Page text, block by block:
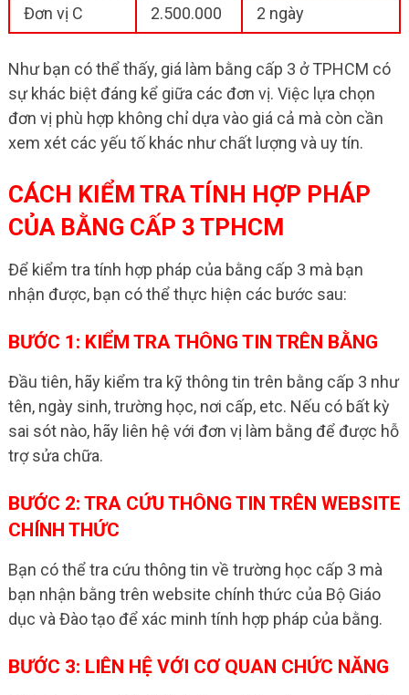
Đơn vị C
2.500.000 2 ngày
Như bạn có thể thấy, giá làm bằng cấp 3 ở TPHCM có
sự khác biệt đáng kể giữa các đơn vị. Việc lựa chọn
đơn vị phù hợp không chỉ dựa vào giá cả mà còn cần
xem xét các yếu tố khác như chất lượng và uy tín.
CÁCH KIỂM TRA TÍNH HỢP PHÁP
CỦA BẰNG CẤP 3 TPHCM
Để kiểm tra tính hợp pháp của bằng cấp 3 mà bạn
nhận được, bạn có thể thực hiện các bước sau:
BƯỚC 1: KIỂM TRA THÔNG TIN TRÊN BẰNG
Đầu tiên, hãy kiểm tra kỹ thông tin trên bằng cấp 3 như
tên, ngày sinh, trường học, nơi cấp, etc. Nếu có bất kỳ
sai sót nào, hãy liên hệ với đơn vị làm bằng để được hỗ
trợ sửa chữa.
BƯỚC 2: TRA CỨU THÔNG TIN TRÊN WEBSITE
CHÍNH THỨC
Bạn có thể tra cứu thông tin về trường học cấp 3 mà
bạn nhận bằng trên website chính thức của Bộ Giáo
dục và Đào tạo để xác minh tính hợp pháp của bằng.
BƯỚC 3: LIÊN HỆ VỚI CƠ QUAN CHỨC NĂNG